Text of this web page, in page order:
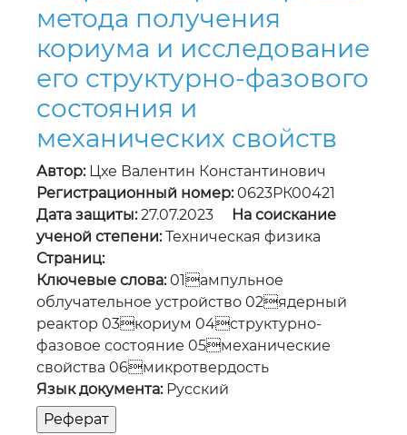
механических свойств
Автор:
Цхе Валентин Константинович
Регистрационный номер:0623РК00421
Дата защиты:27.07.2023
ученой степени:Техническая физика
Страниц:
Ключевые слова:01ампульное
облучательное устройство 02ядерный
реактор 03кориум 04структурно-
фазовое состояние 05механические
свойства 06микротвердость
Язык документа:Русский
Современные
технологии
геодинамического